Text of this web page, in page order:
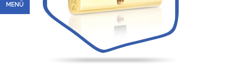
MENÜ